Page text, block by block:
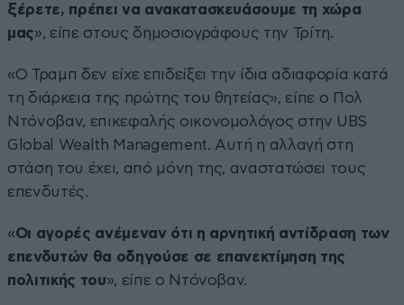
ξέρετε, πρέπει να ανακατασκευάσουμε τη χώρα
μας», είπε στους δημοσιογράφους την Τρίτη.
«Ο Τραμπ δεν είχε επιδείξει την ίδια αδιαφορία κατά
τη διάρκεια της πρώτης του θητείας», είπε ο Πολ
Ντόνοβαν, επικεφαλής οικονομολόγος στην UBS
Global Wealth Management. Αυτή η αλλαγή στη
στάση του έχει, από μόνη της, αναστατώσει τους
επενδυτές.
«Οι αγορές ανέμεναν ότι η αρνητική αντίδραση των
επενδυτών θα οδηγούσε σε επανεκτίμηση της
πολιτικής του», είπε ο Ντόνοβαν.